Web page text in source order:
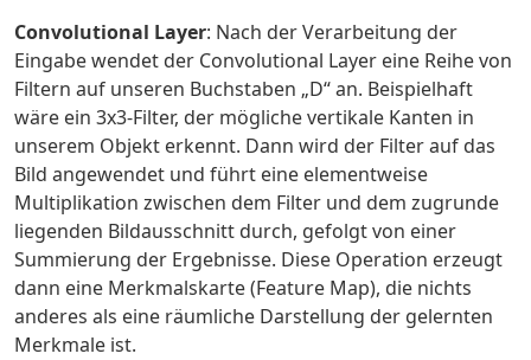
Convolutional Layer: Nach der Verarbeitung der
Eingabe wendet der Convolutional Layer eine Reihe von
Filtern auf unseren Buchstaben „D“ an. Beispielhaft
wäre ein 3x3-Filter, der mögliche vertikale Kanten in
unserem Objekt erkennt. Dann wird der Filter auf das
Bild angewendet und führt eine elementweise
Multiplikation zwischen dem Filter und dem zugrunde
liegenden Bildausschnitt durch, gefolgt von einer
Summierung der Ergebnisse. Diese Operation erzeugt
dann eine Merkmalskarte (Feature Map), die nichts
anderes als eine räumliche Darstellung der gelernten
Merkmale ist.